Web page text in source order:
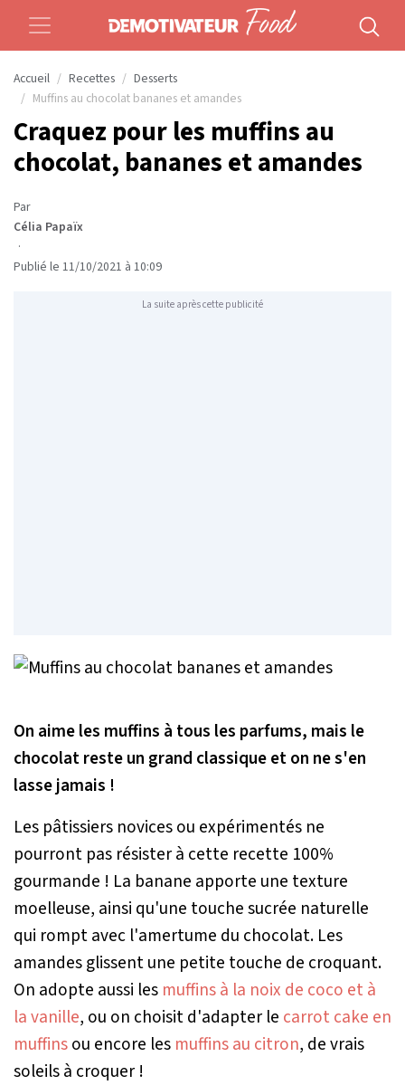
Accueil Recettes
Desserts
Muffins au chocolat bananes et amandes
Craquez pour les muffins au
chocolat, bananes et amandes
Par
Célia Papaïx
·
Publié le 11/10/2021 à 10:09
La suite après cette publicité
On aime les muffins à tous les parfums, mais le
chocolat reste un grand classique et on ne s'en
lasse jamais !
Les pâtissiers novices ou expérimentés ne
pourront pas résister à cette recette 100%
gourmande ! La banane apporte une texture
moelleuse, ainsi qu'une touche sucrée naturelle
qui rompt avec l'amertume du chocolat. Les
amandes glissent une petite touche de croquant.
On adopte aussi les muffins à la noix de coco et à
la vanille, ou on choisit d'adapter le carrot cake en
muffinsou encore les muffins au citron, de vrais
soleils à croquer !